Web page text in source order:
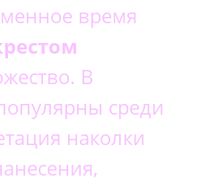
время
В
среди
наколки